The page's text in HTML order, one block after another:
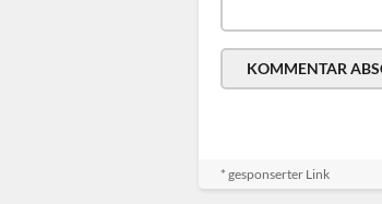
* gesponserter Link